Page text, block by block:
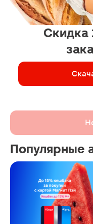
Скидка
Популярные